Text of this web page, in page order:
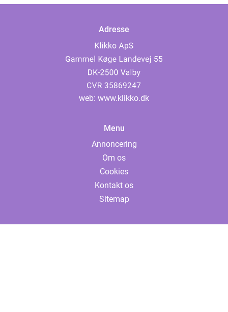
Adresse
web: www.klikko.dk
Menu
Annoncering
Om os
Cookies
Kontakt os
Sitemap